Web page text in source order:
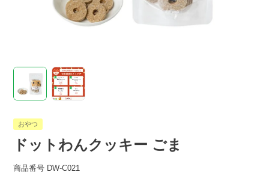
おやつ
ドットわんクッキー ごま
商品番号 DW-C021